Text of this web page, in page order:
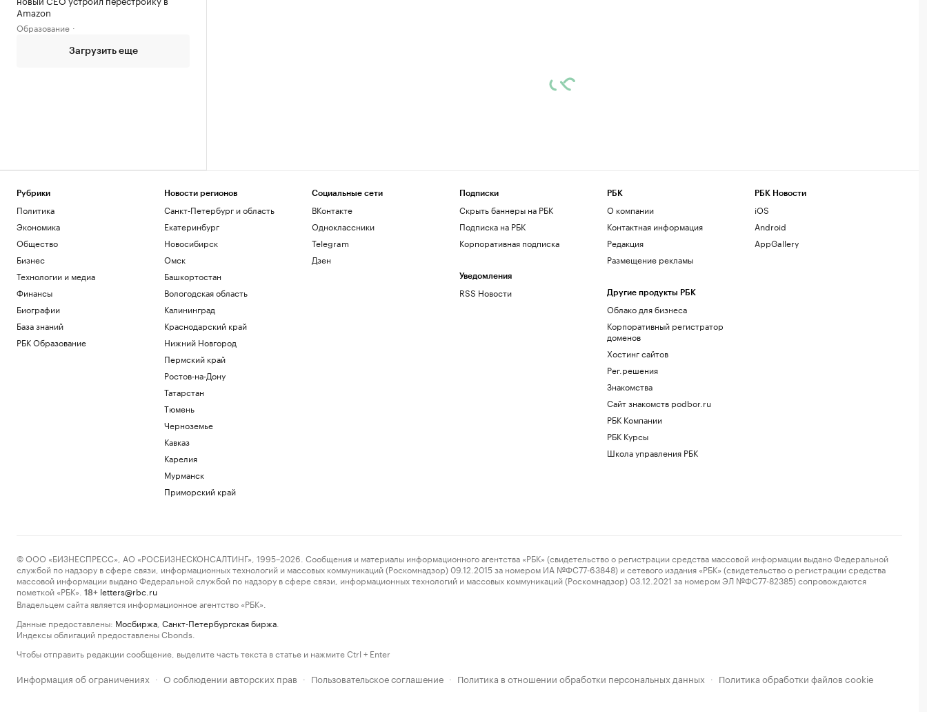
Amazon
Образование
Загрузить еще
Рубрики
Политика
Экономика
Общество
Бизнес
Технологии и медиа
Финансы
Биографии
База знаний
РБК Образование
Новости регионов
Санкт-Петербург и область
Екатеринбург
Новосибирск
Омск
Башкортостан
Вологодская область
Калининград
Краснодарский край
Нижний Новгород
Пермский край
Ростов-на-Дону
Татарстан
Тюмень
Черноземье
Кавказ
Карелия
Мурманск
Приморский край
Социальные сети
ВКонтакте
Одноклассники
Telegram
Дзен
Подписки
Скрыть баннеры на РБК
Подписка на РБК
Корпоративная подписка
Уведомления
RSS Новости
РБК
О компании
Контактная информация
Редакция
Размещение рекламы
Другие продукты РБК
Облако для бизнеса
Корпоративный регистратор
доменов
Хостинг сайтов
Рег.решения
Знакомства
Сайт знакомств podbor.ru
РБК Компании
РБК Курсы
Школа управления РБК
РБК Новости
iOS
Android
AppGallery
© ООО «БИЗНЕСПРЕСС», АО «РОСБИЗНЕСКОНСАЛТИНГ», 1995–2026. Сообщения и материалы информационного агентства «РБК» (свидетельство о регистрации средства массовой информации выдано Федеральной
службой по надзору в сфере связи, информационных технологий и массовых коммуникаций (Роскомнадзор) 09.12.2015 за номером ИА №ФС77-63848) и сетевого издания «РБК» (свидетельство о регистрации средства
массовой информации выдано Федеральной службой по надзору в сфере связи, информационных технологий и массовых коммуникаций (Роскомнадзор) 03.12.2021 за номером ЭЛ №ФС77-82385) сопровождаются
пометкой «РБК».
18+ letters@rbc.ru
Владельцем сайта является информационное агентство «РБК».
Данные предоставлены: Мосбиржа Санкт-Петербургская биржа
Индексы облигаций предоставлены Cbonds.
Чтобы отправить редакции сообщение, выделите часть текста в статье и нажмите Ctrl + Enter
Информация об ограничениях · О соблюдении авторских прав · Пользовательское соглашение · Политика в отношении обработки персональных данных · Политика обработки файлов cookie